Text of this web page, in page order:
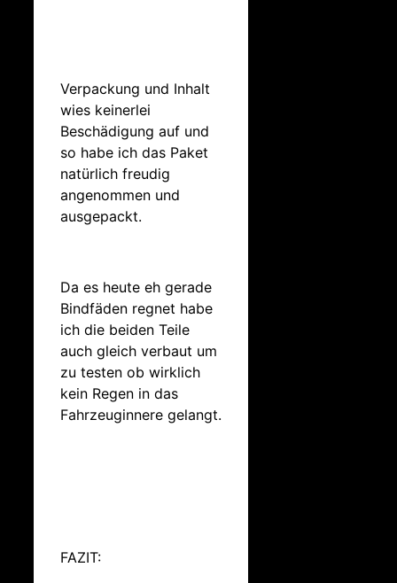
Verpackung und Inhalt
wies keinerlei
Beschädigung auf und
so habe ich das Paket
natürlich freudig
angenommen und
ausgepackt.
Da es heute eh gerade
Bindfäden regnet habe
ich die beiden Teile
auch gleich verbaut um
zu testen ob wirklich
kein Regen in das
Fahrzeuginnere gelangt.
FAZIT: